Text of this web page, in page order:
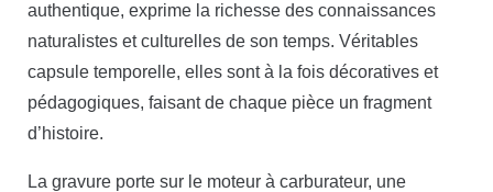
authentique, exprime la richesse des connaissances
naturalistes et culturelles de son temps. Véritables
capsule temporelle, elles sont à la fois décoratives et
pédagogiques, faisant de chaque pièce un fragment
d’histoire.
La gravure porte sur le moteur à carburateur, une